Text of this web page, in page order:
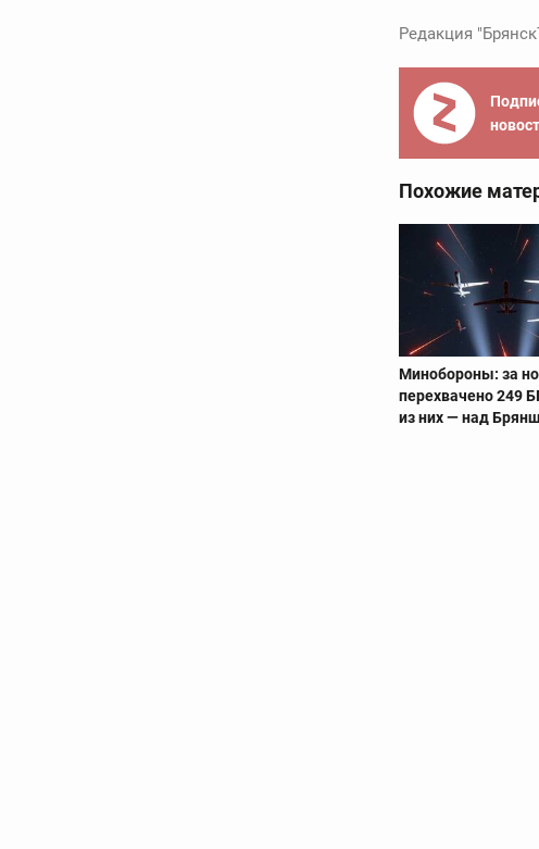
Редакция
Похожие
Минобороны: за
перехвачено 249
из них — над